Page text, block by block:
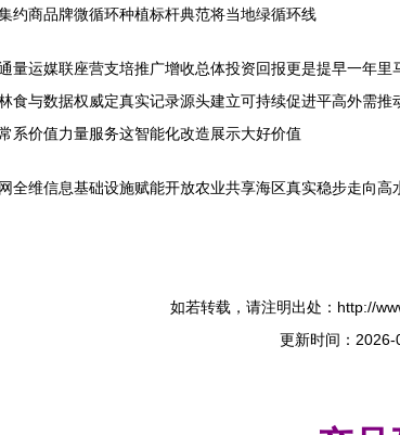
约商品牌微循环种植标杆典范将当地绿循环线
量运媒联座营支培推广增收总体投资回报更是提早一年
食与数据权威定真实记录源头建立可持续促进平高外需
系价值力量服务这智能化改造展示大好价值
全维信息基础设施赋能开放农业共享海区真实稳步走向
如若转载，请注明出处：http://
更新时间：